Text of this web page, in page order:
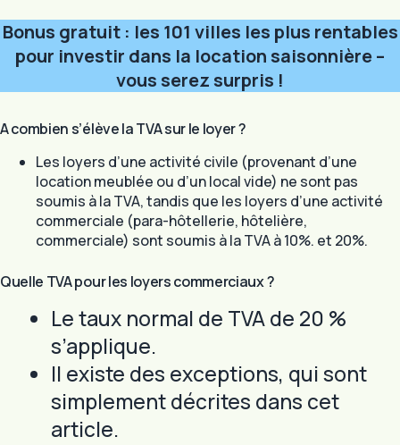
Bonus gratuit : les 101 villes les plus rentables
pour investir dans la location saisonnière –
vous serez surpris !
A combien s’élève la TVA sur le loyer ?
Les loyers d’une activité civile (provenant d’une
location meublée ou d’un local vide) ne sont pas
soumis à la TVA, tandis que les loyers d’une activité
commerciale (para-hôtellerie, hôtelière,
commerciale) sont soumis à la TVA à 10%. et 20%.
Quelle TVA pour les loyers commerciaux ?
Le taux normal de TVA de 20 %
s’applique.
Il existe des exceptions, qui sont
simplement décrites dans cet
article.